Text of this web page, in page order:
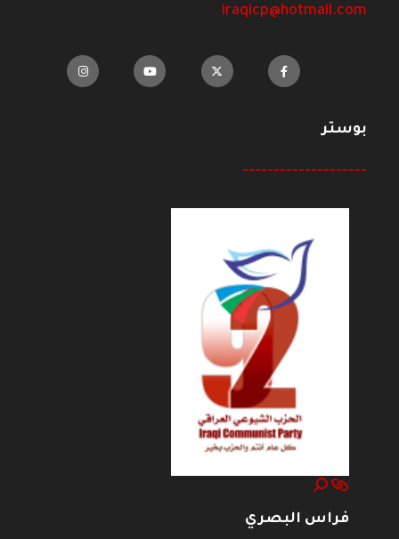
iraqicp@hotmail.com
بوستر
--------------------
فراس البصري